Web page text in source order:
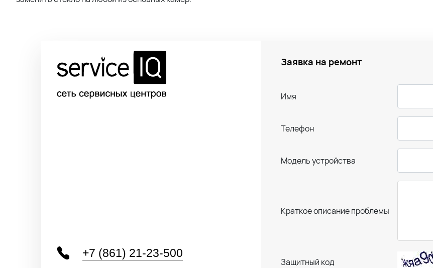
+7 (861) 21-23-500
Заявка на ремонт
Имя
Телефон
Модель устройства
Краткое описание проблемы
Защитный код